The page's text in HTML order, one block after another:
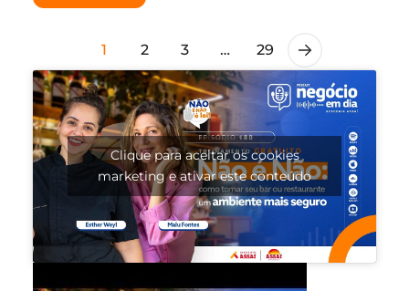
1 2 3 … 29
Clique para aceitar os cookies
marketing e ativar este conteúdo